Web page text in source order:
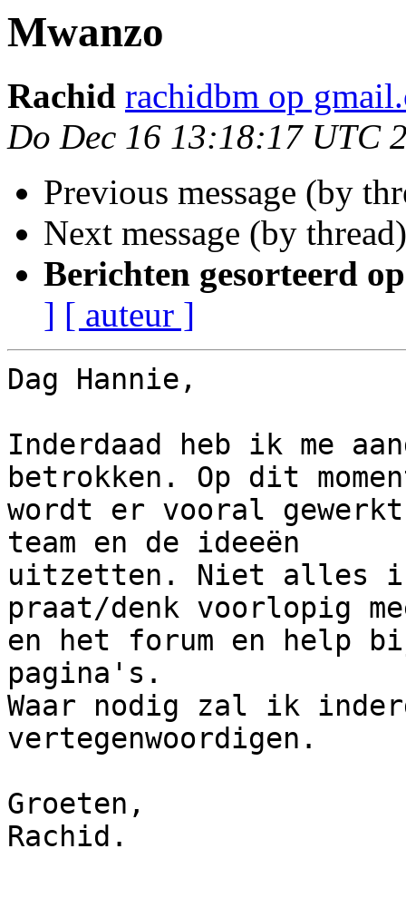
Mwanzo
Rachid rachidbm op
Do Dec 16 13:18:17 UTC
Previous message (by
Next message (by
Berichten gesorteerd
] [ auteur ]
Dag Hannie,
Inderdaad heb ik me
betrokken. Op dit
wordt er vooral
team en de ideeën
uitzetten. Niet alles
praat/denk voorlopig
en het forum en help
pagina's.
Waar nodig zal ik
vertegenwoordigen.
Groeten,
Rachid.